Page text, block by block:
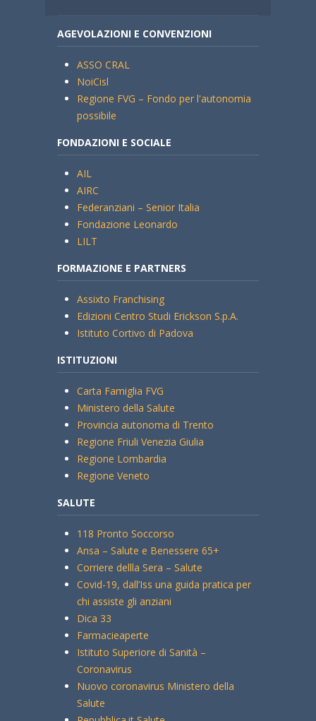
AGEVOLAZIONI E CONVENZIONI
ASSO CRAL
NoiCisl
Regione FVG – Fondo per l'autonomia
possibile
FONDAZIONI E SOCIALE
AIL
AIRC
Federanziani – Senior Italia
Fondazione Leonardo
LILT
FORMAZIONE E PARTNERS
Assixto Franchising
Edizioni Centro Studi Erickson S.p.A.
Istituto Cortivo di Padova
ISTITUZIONI
Carta Famiglia FVG
Ministero della Salute
Provincia autonoma di Trento
Regione Friuli Venezia Giulia
Regione Lombardia
Regione Veneto
SALUTE
118 Pronto Soccorso
Ansa – Salute e Benessere 65+
Corriere dellla Sera – Salute
Covid-19, dall’Iss una guida pratica per
chi assiste gli anziani
Dica 33
Farmacieaperte
Istituto Superiore di Sanità –
Coronavirus
Nuovo coronavirus Ministero della
Salute